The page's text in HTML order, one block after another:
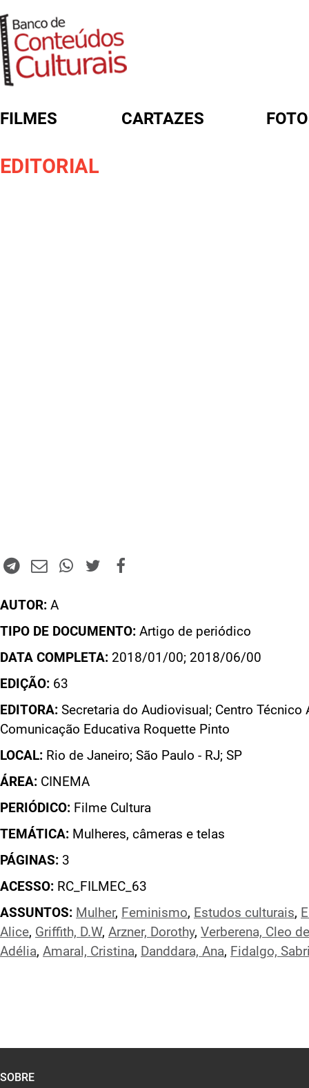
FILMES CARTAZES
EDITORIAL
AUTOR: A
TIPO DE DOCUMENTO: Artigo de periódico
DATA COMPLETA: 2018/01/00; 2018/06/00
EDIÇÃO: 63
EDITORA: Secretaria do Audiovisual; Centro
Comunicação Educativa Roquette Pinto
LOCAL: Rio de Janeiro; São Paulo - RJ; SP
ÁREA: CINEMA
PERIÓDICO: Filme Cultura
TEMÁTICA: Mulheres, câmeras e telas
PÁGINAS: 3
ACESSO: RC_FILMEC_63
ASSUNTOS: Mulher, Feminismo, Estudos culturais,
Alice, Griffith, D.W, Arzner, Dorothy, Verberena, Cleo de
Adélia, Amaral, Cristina, Danddara, Ana, Fidalgo,
FORMULÁRIO DE BUSCA
SOBRE